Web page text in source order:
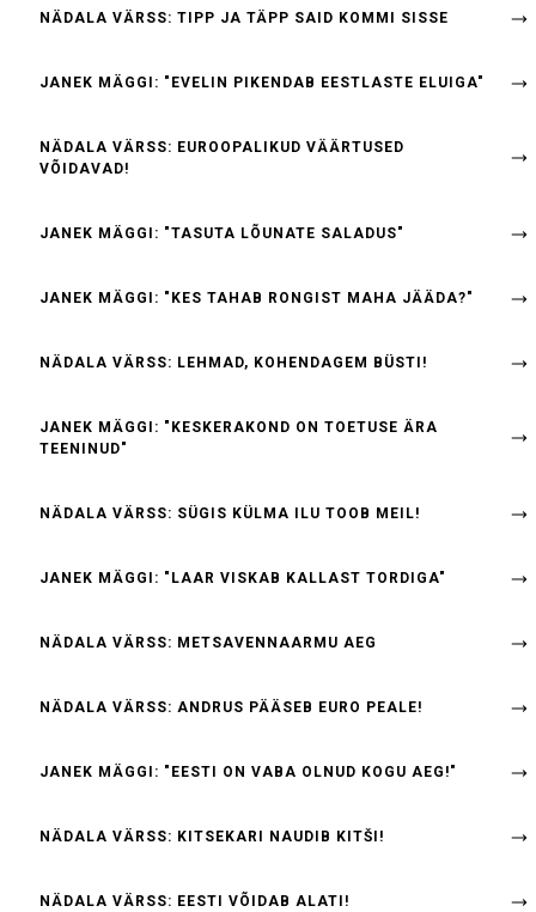
NÄDALA VÄRSS: TIPP JA TÄPP SAID KOMMI SISSE
JANEK MÄGGI: "EVELIN PIKENDAB EESTLASTE ELUIGA"
NÄDALA VÄRSS: EUROOPALIKUD VÄÄRTUSED
VÕIDAVAD!
JANEK MÄGGI: "TASUTA LÕUNATE SALADUS"
JANEK MÄGGI: "KES TAHAB RONGIST MAHA JÄÄDA?"
NÄDALA VÄRSS: LEHMAD, KOHENDAGEM BÜSTI!
JANEK MÄGGI: "KESKERAKOND ON TOETUSE ÄRA
TEENINUD"
NÄDALA VÄRSS: SÜGIS KÜLMA ILU TOOB MEIL!
JANEK MÄGGI: "LAAR VISKAB KALLAST TORDIGA"
NÄDALA VÄRSS: METSAVENNAARMU AEG
NÄDALA VÄRSS: ANDRUS PÄÄSEB EURO PEALE!
JANEK MÄGGI: "EESTI ON VABA OLNUD KOGU AEG!"
NÄDALA VÄRSS: KITSEKARI NAUDIB KITŠI!
NÄDALA VÄRSS: EESTI VÕIDAB ALATI!